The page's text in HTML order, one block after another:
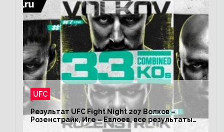
UFC
Результат UFC Fight Night 207 Волков –
Розенстрайк, Иге – Евлоев, все результаты
турнира ЮФС ФН 207